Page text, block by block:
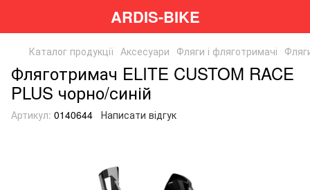
ARDIS-BIKE
Каталог продукції Аксесуари Фляги і фляготримачі
Фляготримач ELITE CUSTOM RACE
PLUS чорно/синій
Артикул: 0140644 Написати відгук